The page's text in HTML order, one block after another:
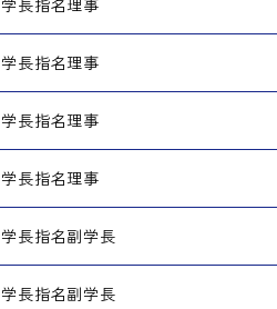
学長指名理事
学長指名理事
学長指名理事
学長指名理事
学長指名副学長
学長指名副学長